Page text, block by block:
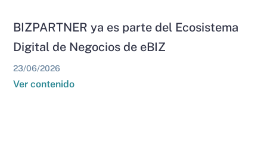
BIZPARTNER ya es parte del Ecosistema
Digital de Negocios de eBIZ
23/06/2026
Ver contenido